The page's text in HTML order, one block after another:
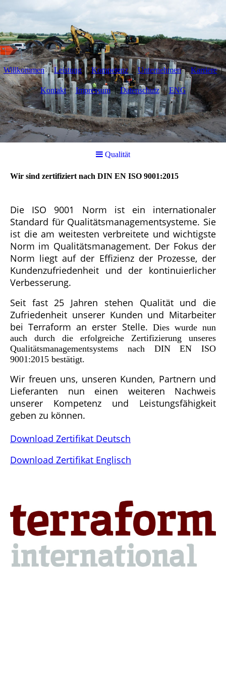
Willkommen Leistung Kompetenz Unternehmen Karriere
Kontakt Impressum Datenschutz ENG
Qualität
Wir sind zertifiziert nach DIN EN ISO 9001:2015
Die ISO 9001 Norm ist ein internationaler
Standard für Qualitätsmanagementsysteme. Sie
ist die am weitesten verbreitete und wichtigste
Norm im Qualitätsmanagement. Der Fokus der
Norm liegt auf der Effizienz der Prozesse, der
Kundenzufriedenheit und der kontinuierlicher
Verbesserung.
Seit fast 25 Jahren stehen Qualität und die
Zufriedenheit unserer Kunden und Mitarbeiter
bei Terraform an erster Stelle. Dies wurde nun
auch durch die erfolgreiche Zertifizierung unseres
Qualitätsmanagementsystems nach DIN EN ISO
9001:2015 bestätigt.
Wir freuen uns, unseren Kunden, Partnern und
Lieferanten nun einen weiteren Nachweis
unserer Kompetenz und Leistungsfähigkeit
geben zu können.
Download Zertifikat Deutsch
Download Zertifikat Englisch